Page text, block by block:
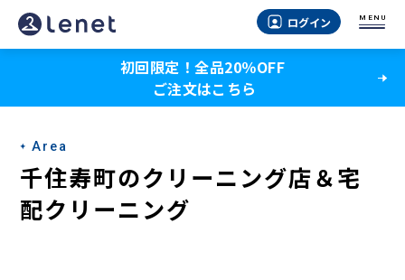
千
住
町
の
ク
リ
ログイン MENU
初回限定！全品20％OFF
ご注文はこちら
Area
千住寿町のクリーニング店＆宅
配クリーニング